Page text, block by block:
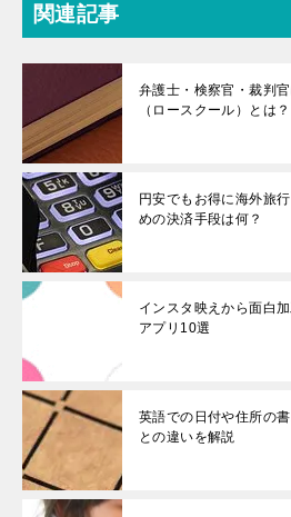
関連記事
弁護士・検察官・裁判
（ロースクール）とは？
円安でもお得に海外旅
めの決済手段は何？
インスタ映えから面白
アプリ10選
英語での日付や住所の
との違いを解説